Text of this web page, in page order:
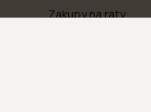
Zakupy na raty